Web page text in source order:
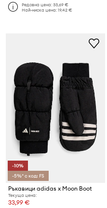
Редовна цена:33,69 €
Най-ниска цена:19,42 €
-10%
-5%* с код: FS
Ръкавици adidas x Moon Boot
Текуща цена:
33,99 €